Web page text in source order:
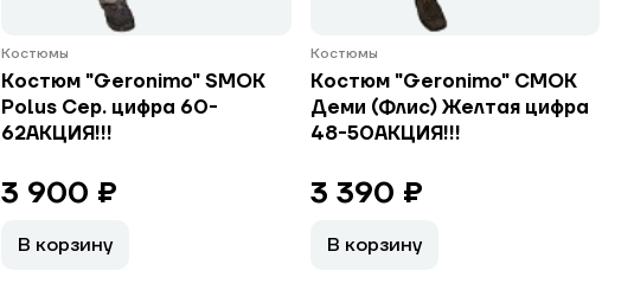
Костюмы
Костюм "Geronimo" SMOK
Polus Сер. цифра 60-
62АКЦИЯ!!!
3 900 ₽
В корзину
Костюмы
Костюм "Geronimo" СМОК
Деми (Флис) Желтая цифра
48-50АКЦИЯ!!!
3 390 ₽
В корзину